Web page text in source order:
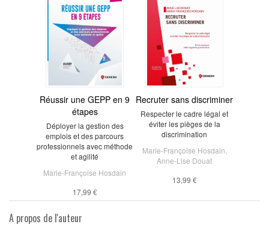
Réussir une GEPP en 9
étapes
Déployer la gestion des
emplois et des parcours
professionnels avec méthode
et agilité
Marie-Françoise Hosdain
17,99 €
Recruter sans discriminer
Respecter le cadre légal et
éviter les pièges de la
discrimination
Marie-Françoise Hosdain
Anne-Lise Douat
13,99 €
A propos de l'auteur